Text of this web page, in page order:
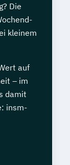
Die
kleinem
auf
– im
damit
insm-